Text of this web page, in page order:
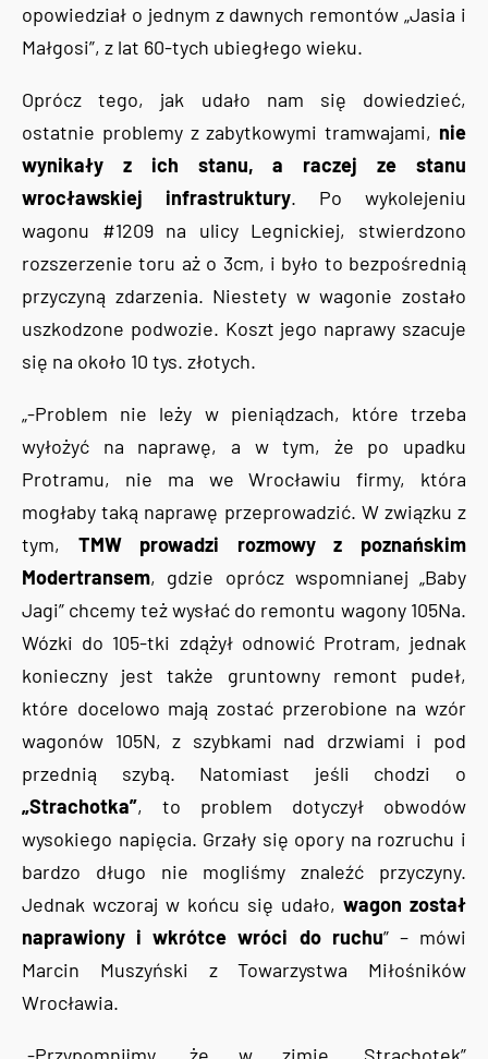
opowiedział o jednym z dawnych remontów „Jasia i
Małgosi”, z lat 60-tych ubiegłego wieku.
Oprócz tego, jak udało nam się dowiedzieć,
ostatnie problemy z zabytkowymi tramwajami, nie
wynikały z ich stanu, a raczej ze stanu
wrocławskiej infrastruktury. Po wykolejeniu
wagonu #1209 na ulicy Legnickiej, stwierdzono
rozszerzenie toru aż o 3cm, i było to bezpośrednią
przyczyną zdarzenia. Niestety w wagonie zostało
uszkodzone podwozie. Koszt jego naprawy szacuje
się na około 10 tys. złotych.
„-Problem nie leży w pieniądzach, które trzeba
wyłożyć na naprawę, a w tym, że po upadku
Protramu, nie ma we Wrocławiu firmy, która
mogłaby taką naprawę przeprowadzić. W związku z
tym, TMW prowadzi rozmowy z poznańskim
Modertransem, gdzie oprócz wspomnianej „Baby
Jagi” chcemy też wysłać do remontu wagony 105Na.
Wózki do 105-tki zdążył odnowić Protram, jednak
konieczny jest także gruntowny remont pudeł,
które docelowo mają zostać przerobione na wzór
wagonów 105N, z szybkami nad drzwiami i pod
przednią szybą. Natomiast jeśli chodzi o
„Strachotka”, to problem dotyczył obwodów
wysokiego napięcia. Grzały się opory na rozruchu i
bardzo długo nie mogliśmy znaleźć przyczyny.
Jednak wczoraj w końcu się udało, wagon został
naprawiony i wkrótce wróci do ruchu” – mówi
Marcin Muszyński z Towarzystwa Miłośników
Wrocławia.